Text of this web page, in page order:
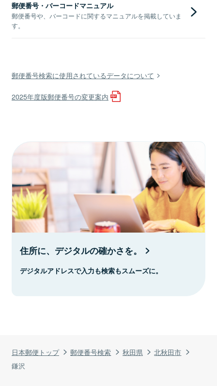
日本郵便トップ 郵便番号検索 秋田県
北秋田市
鎌沢
郵便番号・バーコードマニュアル
郵便番号や、バーコードに関するマニュアルを掲載していま
す。
郵便番号検索に使用されているデータについて
2025年度版郵便番号の変更案内
住所に、デジタルの確かさを。
デジタルアドレスで入力も検索もスムーズに。